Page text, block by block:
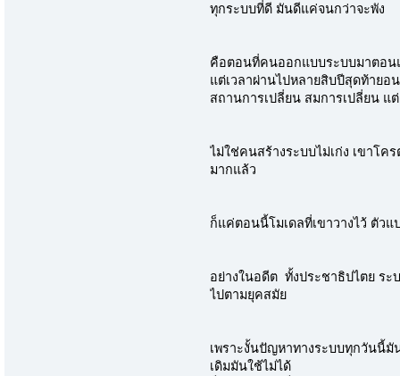
ทุกระบบที่ดี มันดีแค่จนกว่าจะพัง
คือตอนที่คนออกแบบระบบมาตอน
แต่เวลาผ่านไปหลายสิบปีสุดท้ายอ
สถานการเปลี่ยน สมการเปลี่ยน แ
ไม่ใช่คนสร้างระบบไม่เก่ง เขาโค
มากแล้ว
ก็แค่ตอนนี้โมเดลที่เขาวางไว้ ตัว
อย่างในอดีต ทั้งประชาธิปไตย ร
ไปตามยุคสมัย
เพราะงั้นปัญหาทางระบบทุกวันนี้
เดิมมันใช้ไม่ได้